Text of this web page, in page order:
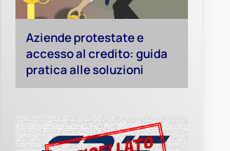
Aziende protestate e
accesso al credito: guida
pratica alle soluzioni